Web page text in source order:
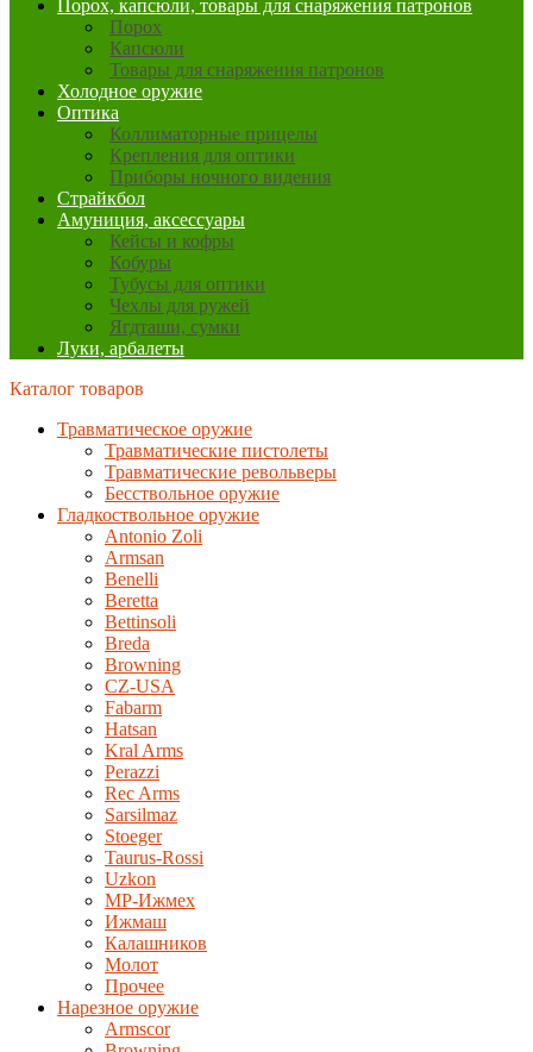
Порох, капсюли, товары для снаряжения патронов
Порох
Капсюли
Товары для снаряжения патронов
Холодное оружие
Оптика
Коллиматорные прицелы
Крепления для оптики
Приборы ночного видения
Страйкбол
Амуниция, аксессуары
Кейсы и кофры
Кобуры
Тубусы для оптики
Чехлы для ружей
Ягдташи, сумки
Луки, арбалеты
Каталог товаров
Травматическое оружие
Травматические пистолеты
Травматические револьверы
Бесствольное оружие
Гладкоствольное оружие
Antonio Zoli
Armsan
Benelli
Beretta
Bettinsoli
Breda
Browning
CZ-USA
Fabarm
Hatsan
Kral Arms
Perazzi
Rec Arms
Sarsilmaz
Stoeger
Taurus-Rossi
Uzkon
MP-Ижмех
Ижмаш
Калашников
Молот
Прочее
Нарезное оружие
Armscor